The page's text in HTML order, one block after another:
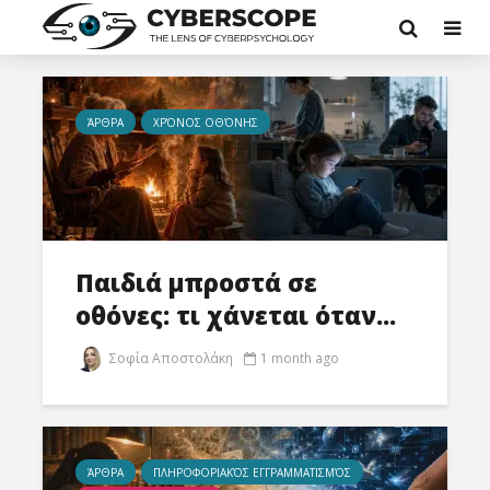
ΆΡΘΡΑ ΧΡΌΝΟΣ ΟΘΌΝΗΣ
Παιδιά μπροστά σε
οθόνες: τι χάνεται όταν...
Σοφία Αποστολάκη 1 month ago
ΆΡΘΡΑ
ΠΛΗΡΟΦΟΡΙΑΚΌΣ ΕΓΓΡΑΜΜΑΤΙΣΜΌΣ